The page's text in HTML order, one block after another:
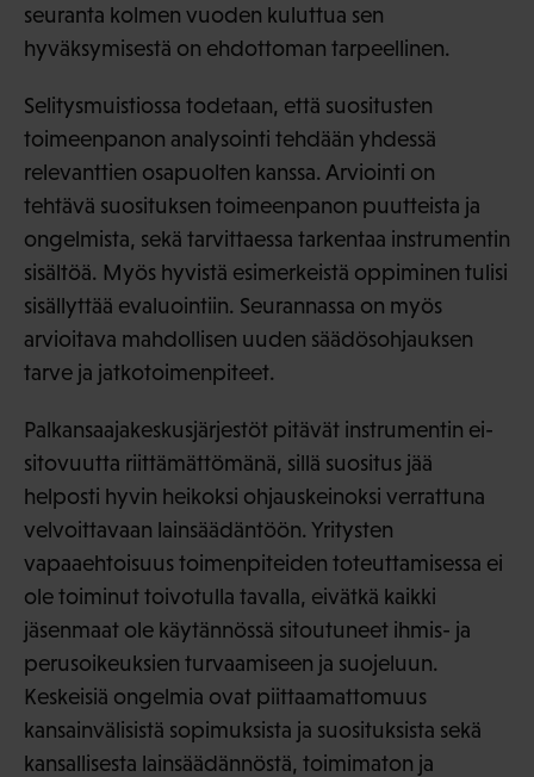
seuranta kolmen vuoden kuluttua sen
hyväksymisestä on ehdottoman tarpeellinen.
Selitysmuistiossa todetaan, että suositusten
toimeenpanon analysointi tehdään yhdessä
relevanttien osapuolten kanssa. Arviointi on
tehtävä suosituksen toimeenpanon puutteista ja
ongelmista, sekä tarvittaessa tarkentaa instrumentin
sisältöä. Myös hyvistä esimerkeistä oppiminen tulisi
sisällyttää evaluointiin. Seurannassa on myös
arvioitava mahdollisen uuden säädösohjauksen
tarve ja jatkotoimenpiteet.
Palkansaajakeskusjärjestöt pitävät instrumentin ei-
sitovuutta riittämättömänä, sillä suositus jää
helposti hyvin heikoksi ohjauskeinoksi verrattuna
velvoittavaan lainsäädäntöön. Yritysten
vapaaehtoisuus toimenpiteiden toteuttamisessa ei
ole toiminut toivotulla tavalla, eivätkä kaikki
jäsenmaat ole käytännössä sitoutuneet ihmis- ja
perusoikeuksien turvaamiseen ja suojeluun.
Keskeisiä ongelmia ovat piittaamattomuus
kansainvälisistä sopimuksista ja suosituksista sekä
kansallisesta lainsäädännöstä, toimimaton ja